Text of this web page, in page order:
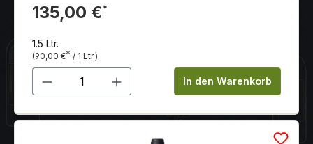
135,00 €*
1.5 Ltr.
(90,00 €* / 1 Ltr.)
Produkt Anzahl: Gib denIn den Warenkorb